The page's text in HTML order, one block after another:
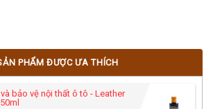
PHẨM ĐƯỢC ƯA THÍCH
bảo vệ nội thất ô tô - Leather
bên trong mà được sơn phủ bên
ngoài của nhà sản xuất.